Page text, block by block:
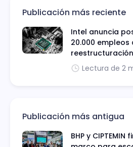
Publicación más reciente
Intel anuncia
20.000
reestructuración
Lectura de 2
Publicación más antigua
BHP y